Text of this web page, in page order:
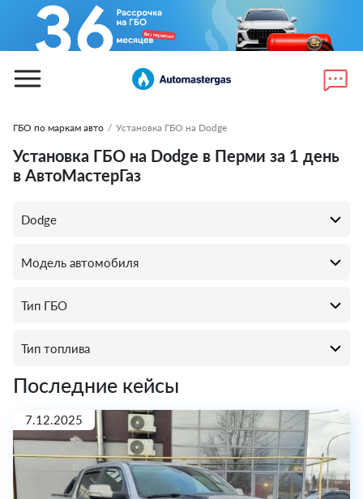
ГБО по маркам авто / Установка ГБО на Dodge
Установка ГБО на Dodge в Перми за 1 день
в АвтоМастерГаз
Последние кейсы
7.12.2025